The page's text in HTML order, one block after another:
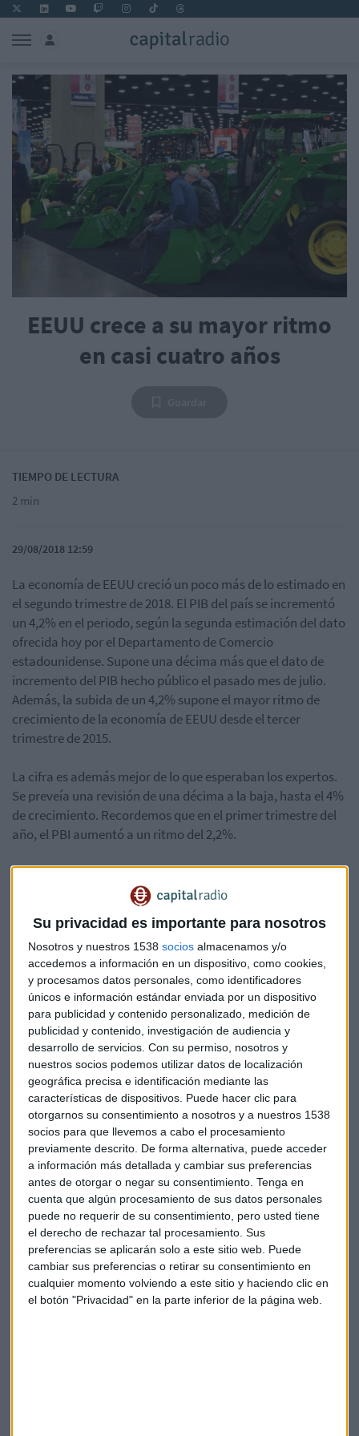
Su privacidad es importante para nosotros
Nosotros y nuestros 1538 socios almacenamos y/o
accedemos a información en un dispositivo, como cookies,
y procesamos datos personales, como identificadores
únicos e información estándar enviada por un dispositivo
para publicidad y contenido personalizado, medición de
publicidad y contenido, investigación de audiencia y
desarrollo de servicios. Con su permiso, nosotros y
nuestros socios podemos utilizar datos de localización
geográfica precisa e identificación mediante las
características de dispositivos. Puede hacer clic para
otorgarnos su consentimiento a nosotros y a nuestros 1538
socios para que llevemos a cabo el procesamiento
previamente descrito. De forma alternativa, puede acceder
a información más detallada y cambiar sus preferencias
antes de otorgar o negar su consentimiento. Tenga en
cuenta que algún procesamiento de sus datos personales
puede no requerir de su consentimiento, pero usted tiene
el derecho de rechazar tal procesamiento. Sus
preferencias se aplicarán solo a este sitio web. Puede
cambiar sus preferencias o retirar su consentimiento en
cualquier momento volviendo a este sitio y haciendo clic en
el botón "Privacidad" en la parte inferior de la página web.
EEUU crece a su mayor ritmo
en casi cuatro años
TIEMPO DE LECTURA
2 min
29/08/2018 12:59
La economía de EEUU creció un poco más de lo estimado en
el segundo trimestre de 2018. El PIB del país se incrementó
un 4,2% en el periodo, según la segunda estimación del dato
ofrecida hoy por el Departamento de Comercio
estadounidense. Supone una décima más que el dato de
incremento del PIB hecho público el pasado mes de julio.
Además, la subida de un 4,2% supone el mayor ritmo de
crecimiento de la economía de EEUU desde el tercer
trimestre de 2015.
La cifra es además mejor de lo que esperaban los expertos.
Se preveía una revisión de una décima a la baja, hasta el 4%
de crecimiento. Recordemos que en el primer trimestre del
año, el PBI aumentó a un ritmo del 2,2%.
Según las cifras ofrecidas hoy, los negocios
estadounidenses gastaron en el segundo trimestre más en
software de lo estimado previamente. Además, EEUU
importó menos petróleo. El mayor gasto empresarial y la
rebaja de las importaciones (-0,4%) contribuyeron a
compensar la revisión a la baja del gasto de los
consumidores. Las exportaciones, mientras, crecieron
finalmente un 9,1%, tras la ligera revisión al alza.ç
Los expertos pronostican que la economía de EEUU podría
cerrar el año con una subida del 3%, la primera vez que
ocurriría en los últimos trece años. La caída del desempleo,
el fuerte ritmo de contratación, el incremento de los
ingresos y la inversión empresarial están contribuyendo a la
fortaleza económica estadounidense.
Suscríbete a nuestros boletines
Te enviaremos las noticias más importantes del día